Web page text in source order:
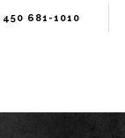
450 681-1010